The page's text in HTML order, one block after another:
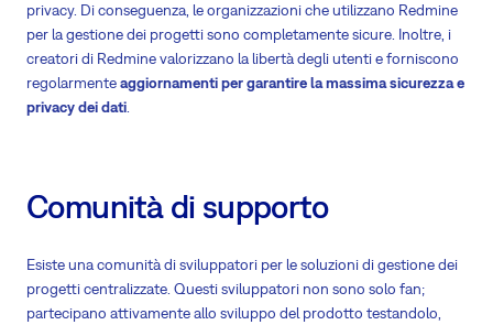
privacy. Di conseguenza, le organizzazioni che utilizzano Redmine
per la gestione dei progetti sono completamente sicure. Inoltre, i
creatori di Redmine valorizzano la libertà degli utenti e forniscono
regolarmenteaggiornamenti per garantire la massima sicurezza e
privacy dei dati.
Comunità di supporto
Esiste una comunità di sviluppatori per le soluzioni di gestione dei
progetti centralizzate. Questi sviluppatori non sono solo fan;
partecipano attivamente allo sviluppo del prodotto testandolo,